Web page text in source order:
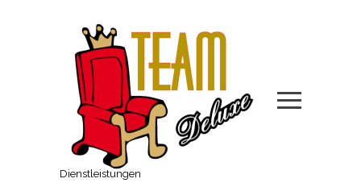
Dienstleistungen